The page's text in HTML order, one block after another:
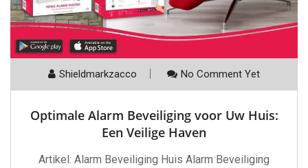
Shieldmarkzacco No Comment Yet
Optimale Alarm Beveiliging voor Uw Huis:
Een Veilige Haven
Artikel: Alarm Beveiliging Huis Alarm Beveiliging